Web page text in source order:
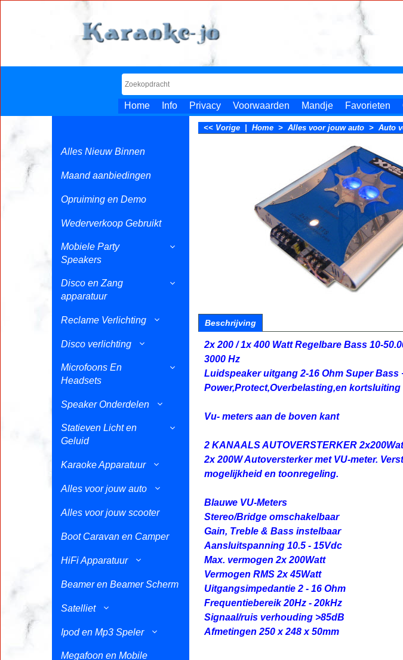
Home Info Privacy Voorwaarden Mandje Favorieten
Alles Nieuw Binnen
Maand aanbiedingen
Opruiming en Demo
Wederverkoop Gebruikt
Mobiele Party
Speakers
Disco en Zang
apparatuur
Reclame Verlichting
Disco verlichting
Microfoons En
Headsets
Speaker Onderdelen
Statieven Licht en
Geluid
Karaoke Apparatuur
Alles voor jouw auto
Alles voor jouw scooter
Boot Caravan en Camper
HiFi Apparatuur
Beamer en Beamer Scherm
Satelliet
Ipod en Mp3 Speler
Megafoon en Mobile
<< Vorige Home > Alles voor jouw auto > Auto
Beschrijving
2x 200 / 1x 400 Watt Regelbare Bass 10-
3000 Hz
Luidspeaker uitgang 2-16 Ohm Super Bass
Power,Protect,Overbelasting,en kortsluiting
Vu- meters aan de boven kant
2 KANAALS AUTOVERSTERKER
2x 200W Autoversterker met VU-meter.
mogelijkheid en toonregeling.
Blauwe VU-Meters
Stereo/Bridge omschakelbaar
Gain, Treble & Bass instelbaar
Aansluitspanning 10.5 - 15Vdc
Max. vermogen 2x 200Watt
Vermogen RMS 2x 45Watt
Uitgangsimpedantie 2 - 16 Ohm
Frequentiebereik 20Hz - 20kHz
Signaal/ruis verhouding >85dB
Afmetingen 250 x 248 x 50mm